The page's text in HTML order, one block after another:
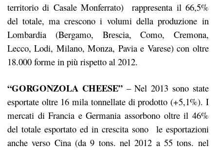
territorio di Casale Monferrato) rappresenta il 66,5%
del totale, ma crescono i volumi della produzione in
Lombardia (Bergamo, Brescia, Como, Cremona,
Lecco, Lodi, Milano, Monza, Pavia e Varese) con oltre
18.000 forme in più rispetto al 2012.
“GORGONZOLA CHEESE”– Nel 2013 sono state
esportate oltre 16 mila tonnellate di prodotto (+5,1%). I
mercati di Francia e Germania assorbono oltre il 46%
del totale esportato ed in crescita sono le esportazioni
anche verso Cina (da 9 tons. nel 2012 a 55 tons. nel